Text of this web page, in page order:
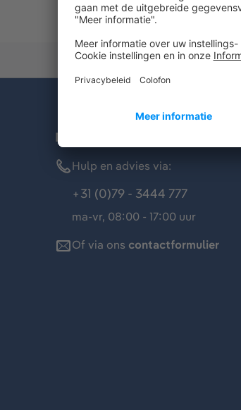
Dräger klantenservice
Hulp en advies via:
+31 (0)79 - 3444 777
ma-vr, 08:00 - 17:00 uur
Of via ons contactformulier